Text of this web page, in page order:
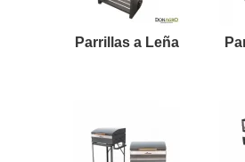
Parrillas a Leña